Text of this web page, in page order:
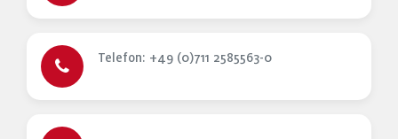
Telefon: +49 (0)711 2585563-0